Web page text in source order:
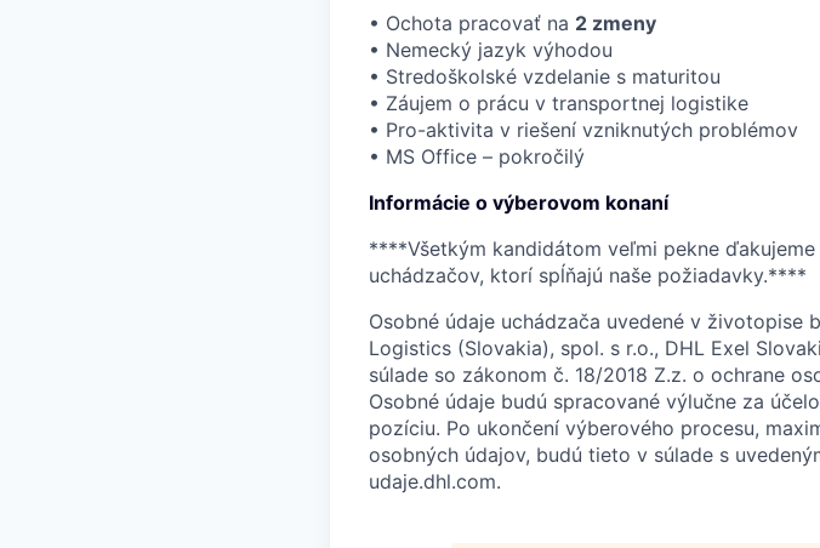
• Ochota pracovať na 2 zmeny
• Nemecký jazyk výhodou
• Stredoškolské vzdelanie s maturitou
• Záujem o prácu v transportnej logistike
• Pro-aktivita v riešení vzniknutých problémov
• MS Office – pokročilý
Informácie o výberovom konaní
****Všetkým kandidátom veľmi pekne
uchádzačov, ktorí spĺňajú naše požiadavky.****
Osobné údaje uchádzača uvedené v životopise
Logistics (Slovakia), spol. s r.o., DHL Exel
súlade so zákonom č. 18/2018 Z.z. o ochrane
Osobné údaje budú spracované výlučne za
pozíciu. Po ukončení výberového procesu,
osobných údajov, budú tieto v súlade s
udaje.dhl.com.